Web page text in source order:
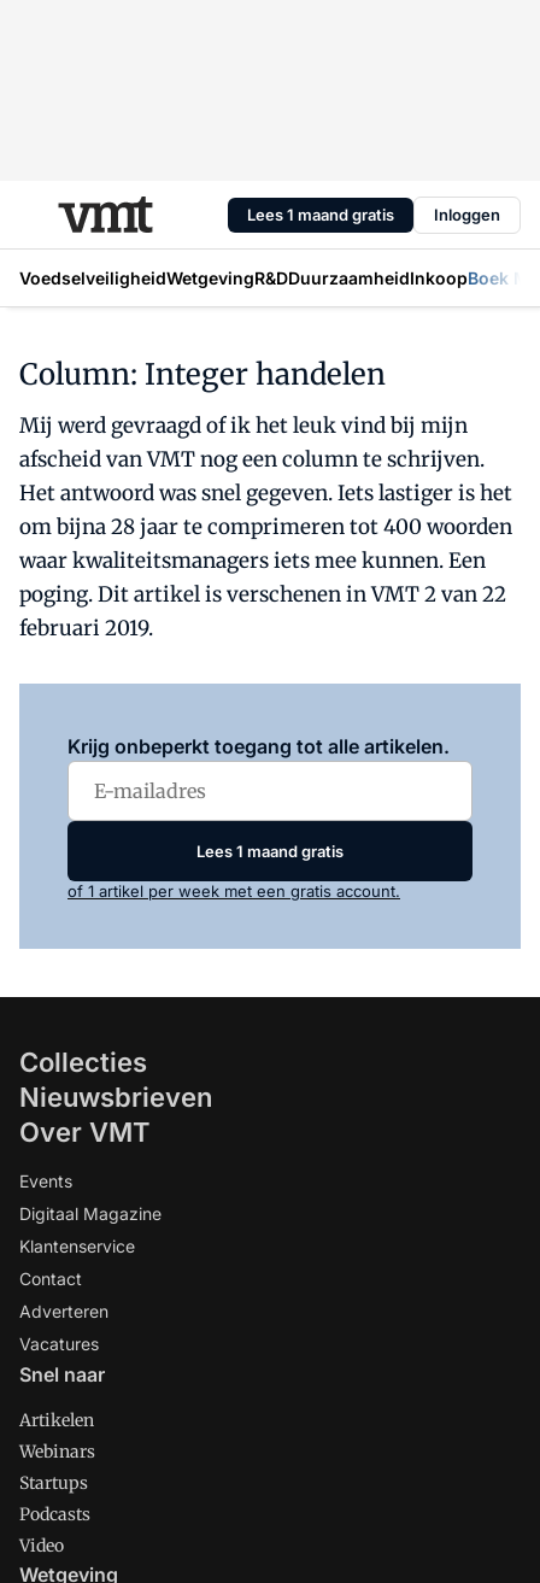
Lees 1 maand gratis Inloggen
VoedselveiligheidWetgevingR&DDuurzaamheidInkoopBoek
Column: Integer handelen
Mij werd gevraagd of ik het leuk vind bij mijn
afscheid van VMT nog een column te schrijven.
Het antwoord was snel gegeven. Iets lastiger is het
om bijna 28 jaar te comprimeren tot 400 woorden
waar kwaliteitsmanagers iets mee kunnen. Een
poging. Dit artikel is verschenen in VMT 2 van 22
februari 2019.
Krijg onbeperkt toegang tot alle artikelen.
Lees 1 maand gratis
of 1 artikel per week met een gratis account.
Collecties
Nieuwsbrieven
Over VMT
Events
Digitaal Magazine
Klantenservice
Contact
Adverteren
Vacatures
Snel naar
Artikelen
Webinars
Startups
Podcasts
Video
Wetgeving